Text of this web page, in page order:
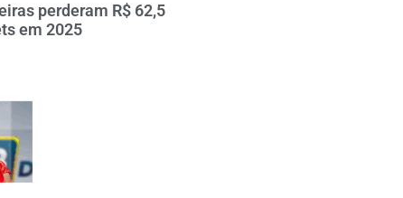
perderam R$ 62,5
em 2025